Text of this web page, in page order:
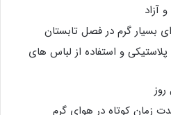
آزاد
بسیار گرم در فصل تابستان
و استفاده از لباس های
زمان کوتاه در هوای گرم